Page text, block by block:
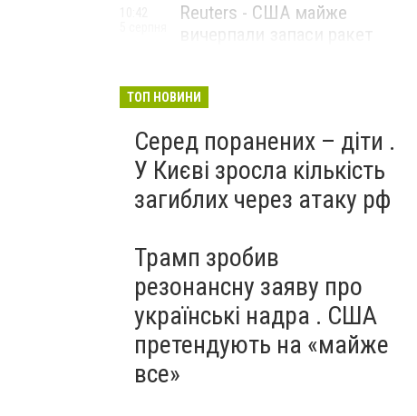
Reuters - США майже
ТОП НОВИНИ
Серед поранених – діти .
У Києві зросла кількість
загиблих через атаку рф
Трамп зробив
резонансну заяву про
українські надра . США
претендують на «майже
все»